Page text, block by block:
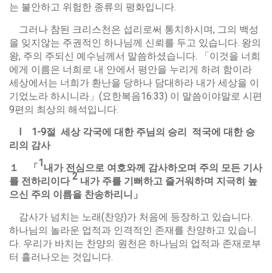
는 불안하고 위험한 종류의 평화입니다.
그러나 참된 크리스천은 섭리로써 통치하시며, 그의 백성
을 잊지않는 주권적인 하나님께 신뢰를 두고 있습니다. 왕의
왕, 주의 주되신 예수님께서 말씀하셨습니다. 「이것을 너희
에게 이름은 너희로 내 안에서 평안을 누리게 하려 함이라
세상에서는 너희가 환난을 당하나 담대하라 내가 세상을 이
기었노라 하시니라」(요한복음16:33) 이 말씀이야말로 시편
9편의 최상의 해석입니다.
Ⅰ 1-9절 세상 각국에 대한 주님의 승리 적국에 대한 승
리의 감사
１
「1내가 전심으로 여호와께 감사하오며 주의 모든 기사
를 전하리이다 2 내가 주를 기뻐하고 즐거워하며 지극히 높
으신 주의 이름을 찬송하리니 」
감사가 넘치는 노래(찬양)가 처음에 등장하고 있습니다.
하나님의 놀라운 업적과 인격적인 존재를 찬양하고 있습니
다. 우리가 바치는 찬양의 원천은 하나님의 업적과 존재로부
터 흘러나오는 것입니다.